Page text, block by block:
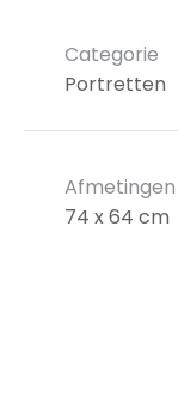
Categorie
Portretten
Afmetingen
74 x 64 cm